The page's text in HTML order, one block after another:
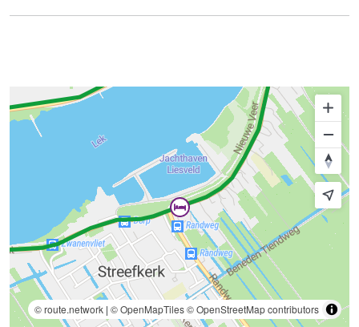
© route.network | © OpenMapTiles© OpenStreetMap contributors